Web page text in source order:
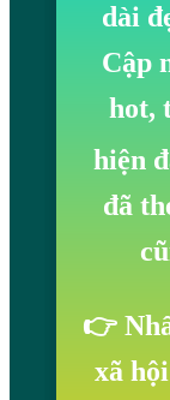
dài
Cập
hot,
hiện
đã
👉
xã